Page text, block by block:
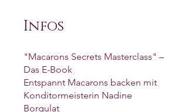
Infos
"Macarons Secrets Masterclass" –
Das E-Book
Entspannt Macarons backen mit
Konditormeisterin Nadine
Borgulat